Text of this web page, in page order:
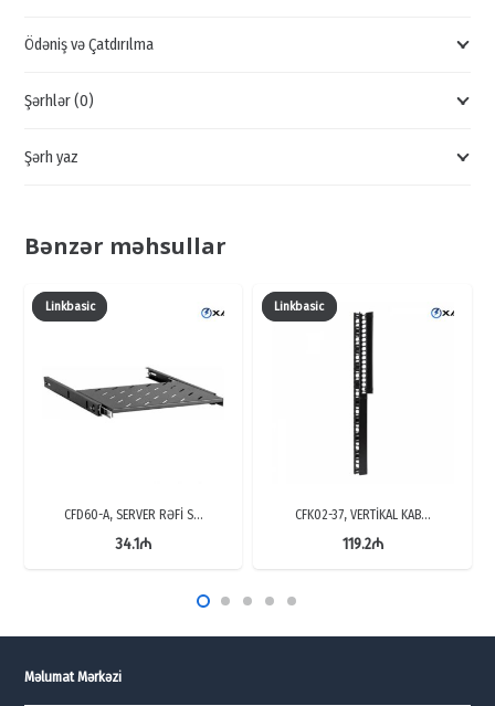
MİKROFON
quantity
Ödəniş və Çatdırılma
Şərhlər (0)
Şərh yaz
Bənzər məhsullar
Linkbasic
CFD60-A, SERVER RƏFİ S…
34.1₼
Linkbasic
CFK02-37, VERTİKAL KAB…
119.2₼
Məlumat Mərkəzi